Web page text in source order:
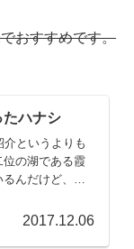
おすすめです。
ハナシ
というよりも
の湖である霞
んだけど、早
2017.12.06